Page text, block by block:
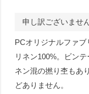
申し訳ございませ
PCオリジナルファブ
リネン100%。ビン
ネン混の撚り杢もあ
どありません。